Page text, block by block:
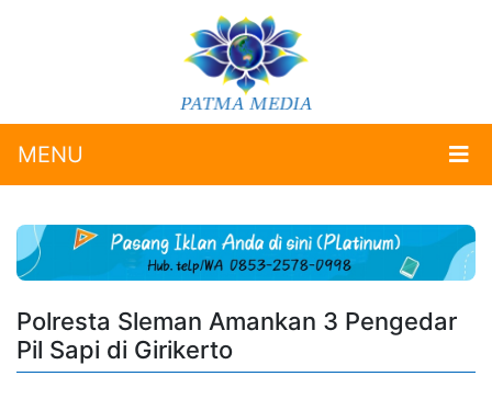
MENU
Polresta Sleman Amankan 3 Pengedar
Pil Sapi di Girikerto